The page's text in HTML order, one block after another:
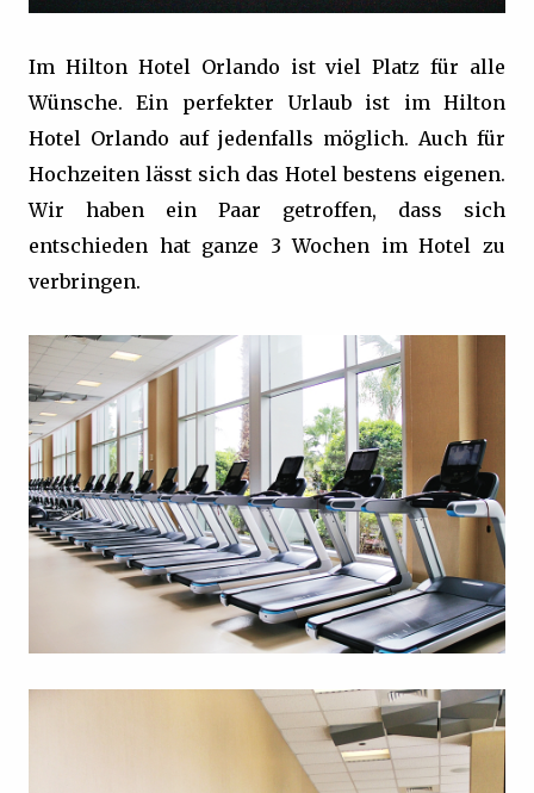
Im Hilton Hotel Orlando ist viel Platz für alle
Wünsche. Ein perfekter Urlaub ist im Hilton
Hotel Orlando auf jedenfalls möglich. Auch für
Hochzeiten lässt sich das Hotel bestens eigenen.
Wir haben ein Paar getroffen, dass sich
entschieden hat ganze 3 Wochen im Hotel zu
verbringen.